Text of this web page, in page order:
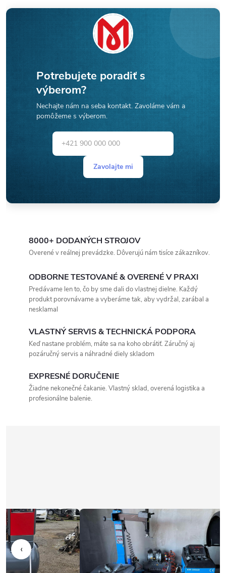
Potrebujete poradiť s
výberom?
Nechajte nám na seba kontakt. Zavoláme vám a
pomôžeme s výberom.
Zavolajte mi
8000+ DODANÝCH STROJOV
Overené v reálnej prevádzke. Dôverujú nám tisíce zákazníkov.
ODBORNE TESTOVANÉ & OVERENÉ V PRAXI
Predávame len to, čo by sme dali do vlastnej dielne. Každý
produkt porovnávame a vyberáme tak, aby vydržal, zarábal a
nesklamal
VLASTNÝ SERVIS & TECHNICKÁ PODPORA
Keď nastane problém, máte sa na koho obrátiť. Záručný aj
pozáručný servis a náhradné diely skladom
EXPRESNÉ DORUČENIE
Žiadne nekonečné čakanie. Vlastný sklad, overená logistika a
profesionálne balenie.
‹